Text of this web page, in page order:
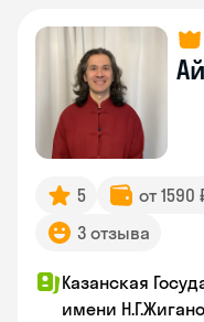
5 от 1590
3 отзыва
Казанская
имени